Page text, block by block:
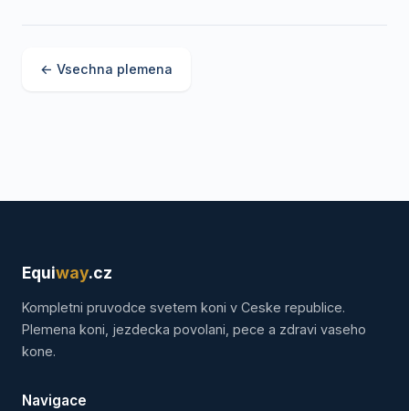
← Vsechna plemena
Equiway.cz
Kompletni pruvodce svetem koni v Ceske republice.
Plemena koni, jezdecka povolani, pece a zdravi vaseho
kone.
Navigace